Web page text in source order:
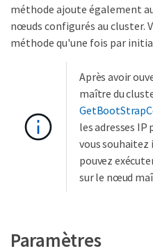
méthode ajoute également
nœuds configurés au cluster.
méthode qu'une fois par
Après avoir
maître du
les adresses IP
vous souhaitez
pouvez
sur le nœud
Paramètres